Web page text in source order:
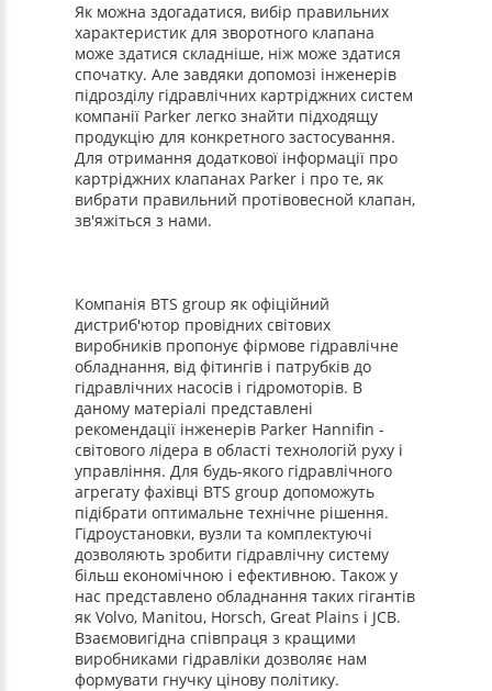
Як можна здогадатися, вибір правильних
характеристик для зворотного клапана
може здатися складніше, ніж може здатися
спочатку. Але завдяки допомозі інженерів
підрозділу гідравлічних картріджних систем
компанії Parker легко знайти підходящу
продукцію для конкретного застосування.
Для отримання додаткової інформації про
картріджних клапанах Parker і про те, як
вибрати правильний протівовесной клапан,
зв'яжіться з нами.
Компанія BTS group як офіційний
дистриб'ютор провідних світових
виробників пропонує фірмове гідравлічне
обладнання, від фітингів і патрубків до
гідравлічних насосів і гідромоторів. В
даному матеріалі представлені
рекомендації інженерів Parker Hannifin -
світового лідера в області технологій руху і
управління. Для будь-якого гідравлічного
агрегату фахівці BTS group допоможуть
підібрати оптимальне технічне рішення.
Гідроустановки, вузли та комплектуючі
дозволяють зробити гідравлічну систему
більш економічною і ефективною. Також у
нас представлено обладнання таких гігантів
як Volvo, Manitou, Horsch, Great Plains і JCB.
Взаємовигідна співпраця з кращими
виробниками гідравліки дозволяє нам
формувати гнучку цінову політику.